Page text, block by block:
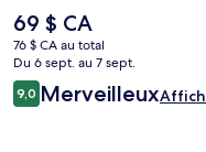
situe à quelques minutes
Station de métro
métro Sakaisuji-Hommachi
Le
prix
actuel
est
de 69 $ CA
69 $ CA
76 $ CA au total
Du 6 sept. au 7 sept.
Avis
9,09,0 sur 10 –
Merveilleux